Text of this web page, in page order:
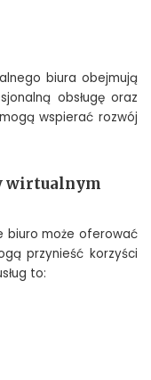
biura obejmują
obsługę oraz
wspierać rozwój
wirtualnym
biuro może oferować
przynieść korzyści
to: